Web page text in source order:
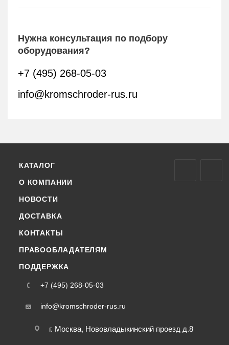
Нужна консультация по подбору
оборудования?
+7 (495) 268-05-03
info@kromschroder-rus.ru
КАТАЛОГ
О КОМПАНИИ
НОВОСТИ
ДОСТАВКА
КОНТАКТЫ
ПРАВООБЛАДАТЕЛЯМ
ПОДДЕРЖКА
+7 (495) 268-05-03
info@kromschroder-rus.ru
г. Москва, Нововладыкинский проезд д.8